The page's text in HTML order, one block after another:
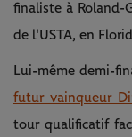
finaliste à Roland-
de l'USTA, en
Lui-même demi-
futur vainqueur
tour qualificatif